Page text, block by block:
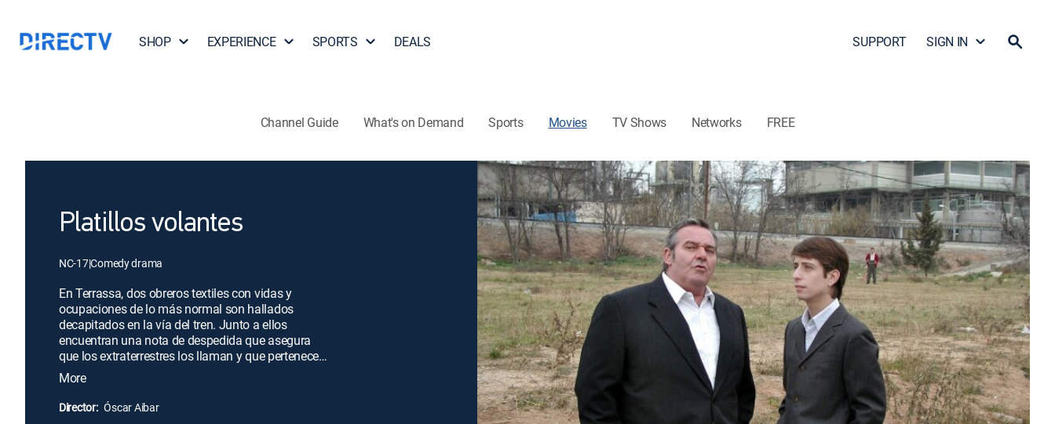
SHOP EXPERIENCE SPORTS DEALS SUPPORT SIGN IN
Channel Guide What's on Demand Sports Movies TV Shows Networks FREE
Platillos volantes
NC-17|Comedy drama
En Terrassa, dos obreros textiles con vidas y
ocupaciones de lo más normal son hallados
decapitados en la vía del tren. Junto a ellos
encuentran una nota de despedida que asegura
que los extraterrestres los llaman y que pertenecen
al infinito. Poco después aparecen otras cartas
parecidas dirigidas a la ONU y a los investigadores
de los OVNIS en España. En las cartas, los suicidas
More
Director: Óscar Aibar